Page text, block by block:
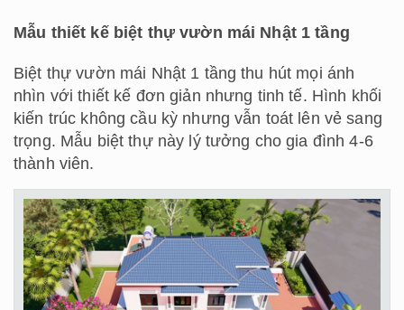
Mẫu thiết kế biệt thự vườn mái Nhật 1 tầng
Biệt thự vườn mái Nhật 1 tầng thu hút mọi ánh
nhìn với thiết kế đơn giản nhưng tinh tế. Hình khối
kiến trúc không cầu kỳ nhưng vẫn toát lên vẻ sang
trọng. Mẫu biệt thự này lý tưởng cho gia đình 4-6
thành viên.